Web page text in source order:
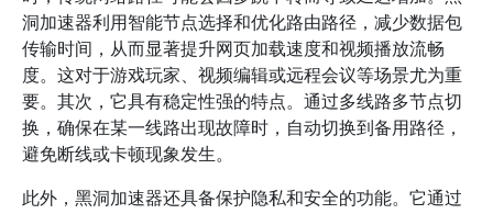
洞加速器利用智能节点选择和优化路由路径，减少数据包
传输时间，从而显著提升网页加载速度和视频播放流畅
度。这对于游戏玩家、视频编辑或远程会议等场景尤为重
要。其次，它具有稳定性强的特点。通过多线路多节点切
换，确保在某一线路出现故障时，自动切换到备用路径，
避免断线或卡顿现象发生。
此外，黑洞加速器还具备保护隐私和安全的功能。它通过